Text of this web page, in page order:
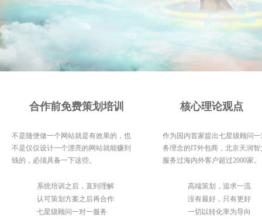
合作前免费策划培训
不是随便做一个网站就是有效果的，也
不是仅仅设计一个漂亮的网站就能赚到
钱的，必须具备一下这些。
系统培训之后，直到理解
认可策划方案之后再合作
七星级顾问一对一服务
核心理论观点
作为国内首家提出七星级顾问
务理念的IT外包商，北京天润智
服务过海内外客户超过2000家。
高端策划，追求一流
没有最好，只有更好
一切以转化率为导向